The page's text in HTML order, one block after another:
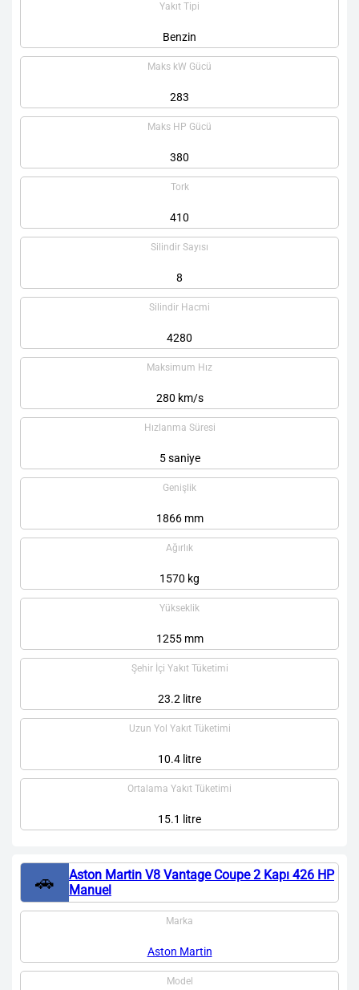
Yakıt Tipi
Benzin
Maks kW Gücü
283
Maks HP Gücü
380
Tork
410
Silindir Sayısı
8
Silindir Hacmi
4280
Maksimum Hız
280 km/s
Hızlanma Süresi
5 saniye
Genişlik
1866 mm
Ağırlık
1570 kg
Yükseklik
1255 mm
Şehir İçi Yakıt Tüketimi
23.2 litre
Uzun Yol Yakıt Tüketimi
10.4 litre
Ortalama Yakıt Tüketimi
15.1 litre
🚗
Aston Martin V8 Vantage Coupe 2 Kapı 426 HP
Manuel
Marka
Aston Martin
Model